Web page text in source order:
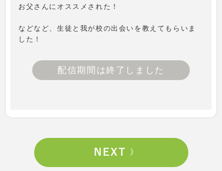
お父さんにオススメされた！
などなど、生徒と我が校の出会いを教えてもらいま
した！
配信期間は終了しました